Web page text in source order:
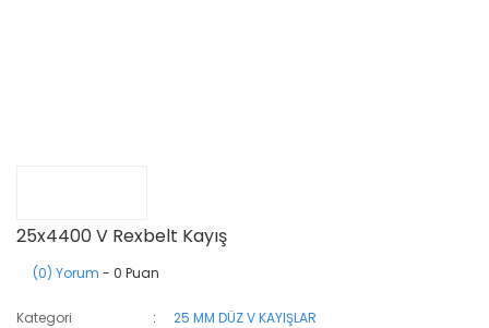
25x4400 V Rexbelt Kayış
(0) Yorum - 0 Puan
Kategori
25 MM DÜZ V KAYIŞLAR